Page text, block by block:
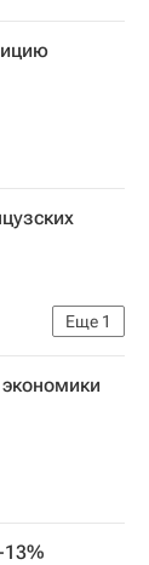
Еще 1
13%